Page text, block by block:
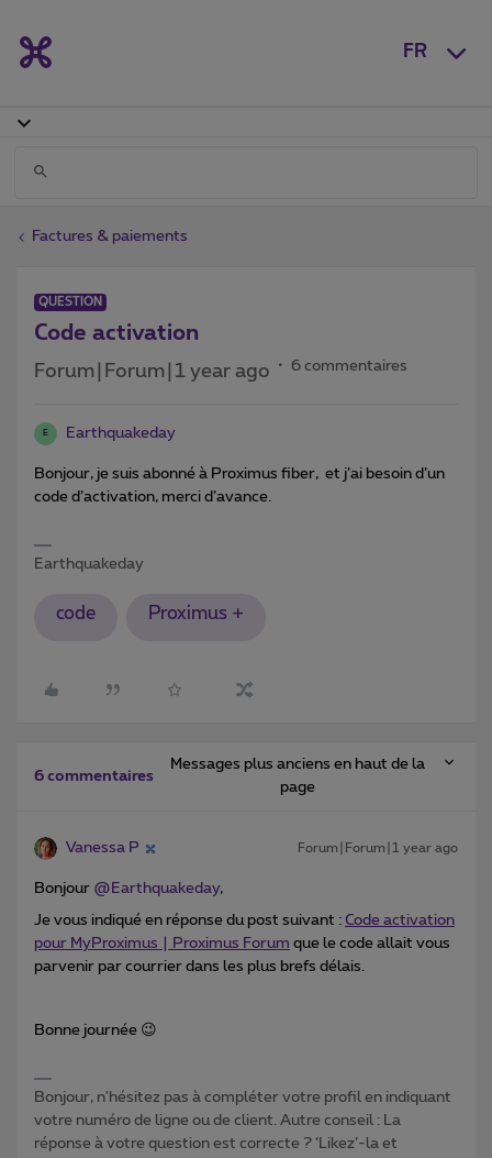
FR
Factures & paiements
QUESTION
Code activation
Forum|Forum|1 year ago 6 commentaires
E Earthquakeday
Bonjour, je suis abonné à Proximus fiber, et j’ai besoin d’un
code d’activation, merci d’avance.
Earthquakeday
code Proximus +
6 commentaires
Messages plus anciens en haut de la
page
Vanessa P Forum|Forum|1 year ago
Bonjour ​ @Earthquakeday,
Je vous indiqué en réponse du post suivant : Code activation
pour MyProximus | Proximus Forum que le code allait vous
parvenir par courrier dans les plus brefs délais.
Bonne journée 😉
Bonjour, n'hésitez pas à compléter votre profil en indiquant
votre numéro de ligne ou de client. Autre conseil : La
réponse à votre question est correcte ? ‘Likez’-la et